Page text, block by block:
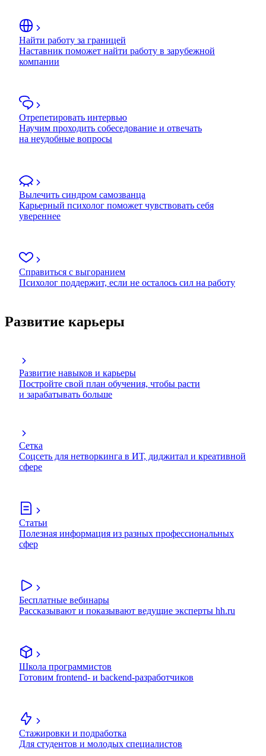
Найти работу за границей
Наставник поможет найти работу в зарубежной
компании
Отрепетировать интервью
Научим проходить собеседование и отвечать
на неудобные вопросы
Вылечить синдром самозванца
Карьерный психолог поможет чувствовать себя
увереннее
Справиться с выгоранием
Психолог поддержит, если не осталось сил на работу
Развитие карьеры
Развитие навыков и карьеры
Постройте свой план обучения, чтобы расти
и зарабатывать больше
Сетка
Соцсеть для нетворкинга в ИТ, диджитал и креативной
сфере
Статьи
Полезная информация из разных профессиональных
сфер
Бесплатные вебинары
Рассказывают и показывают ведущие эксперты hh.ru
Школа программистов
Готовим frontend- и backend-разработчиков
Стажировки и подработка
Для студентов и молодых специалистов